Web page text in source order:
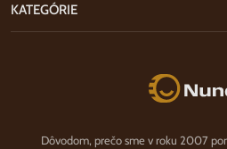
Dôvodom, prečo sme v roku 2007
KATEGÓRIE